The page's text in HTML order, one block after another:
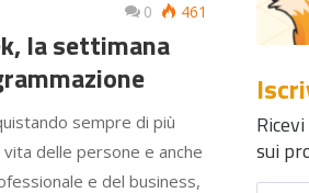
0 461
la settimana
sempre di più
delle persone e anche
e del business,
sui